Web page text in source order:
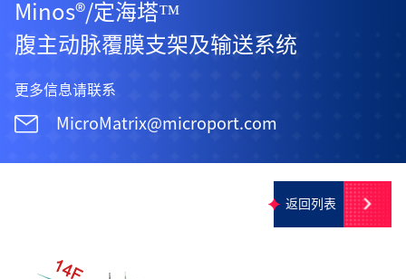
Minos®/定海塔™
腹主动脉覆膜支架及输送系统
更多信息请联系
MicroMatrix@microport.com
返回列表